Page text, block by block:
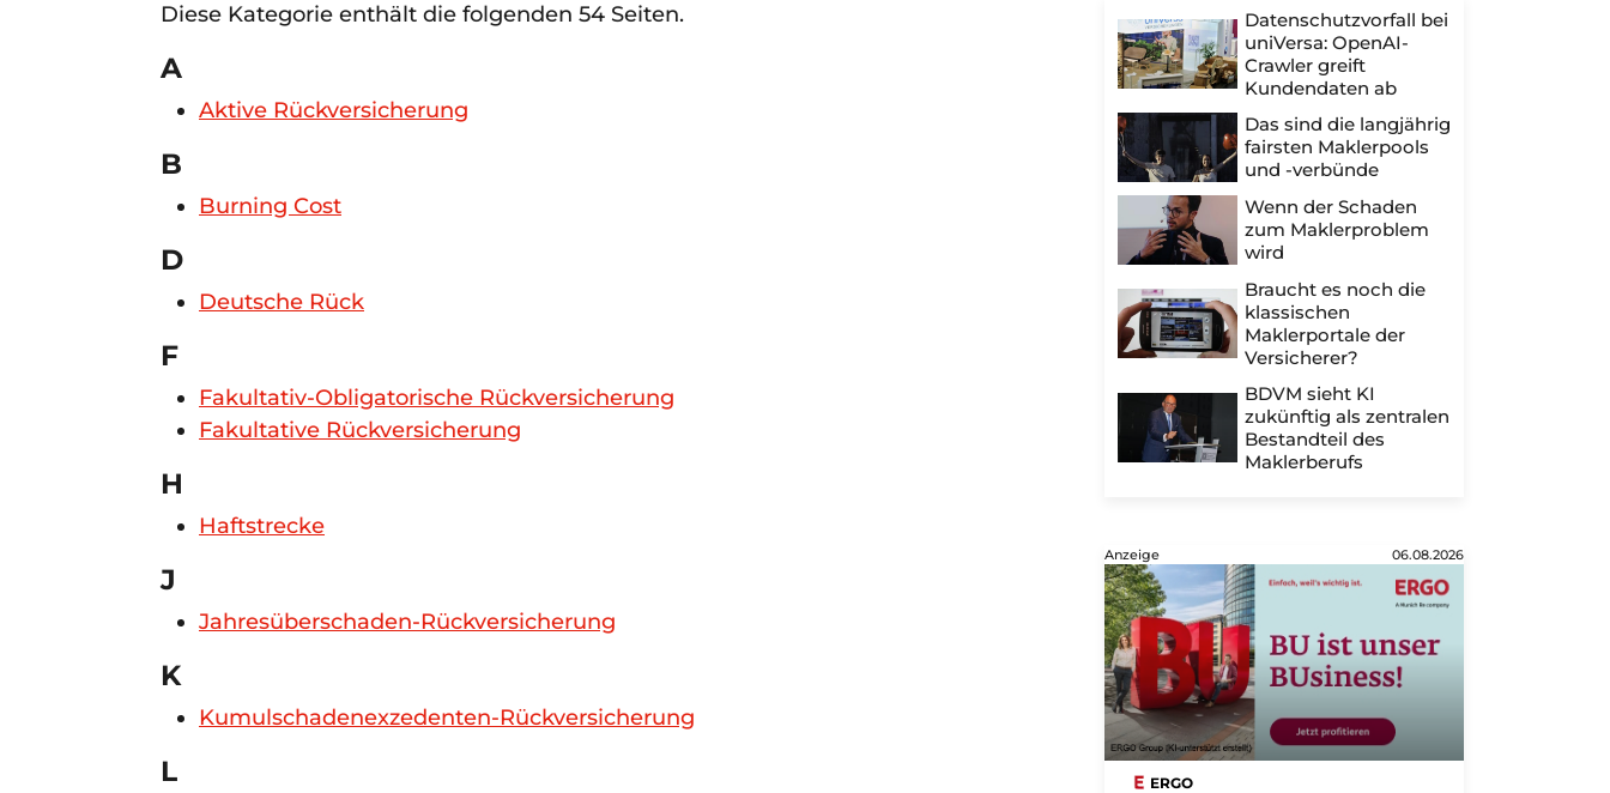
Diese Kategorie enthält die folgenden 54 Seiten.
A
Aktive Rückversicherung
B
Burning Cost
D
Deutsche Rück
F
Fakultativ-Obligatorische Rückversicherung
Fakultative Rückversicherung
H
Haftstrecke
J
Jahresüberschaden-Rückversicherung
K
Kumulschadenexzedenten-Rückversicherung
L
Datenschutzvorfall bei
uniVersa: OpenAI-
Crawler greift
Kundendaten ab
Das sind die langjährig
fairsten Maklerpools
und -verbünde
Wenn der Schaden
zum Maklerproblem
wird
Braucht es noch die
klassischen
Maklerportale der
Versicherer?
BDVM sieht KI
zukünftig als zentralen
Bestandteil des
Maklerberufs
Anzeige 06.08.2026
ERGO